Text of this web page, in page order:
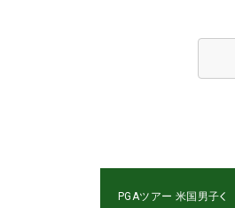
PGAツアー 米国男子